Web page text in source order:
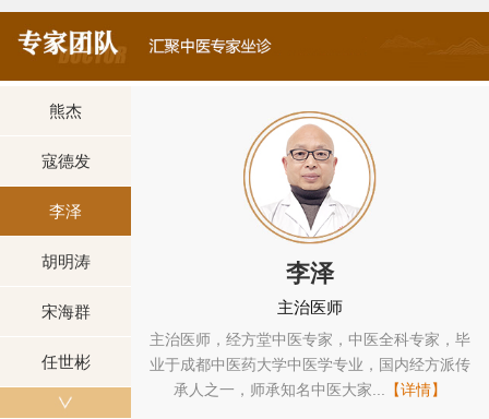
熊杰
寇德发
李泽
胡明涛
宋海群
任世彬
业，国内经方派传
大家...【详情】
胡明涛
中医门诊主任
经方堂中医专家,三代中医世家。毕业于陕西
医学院中医学专业，国内经方派传承人之一，
承知名中医胡雍谷、王济民先生..【详情】